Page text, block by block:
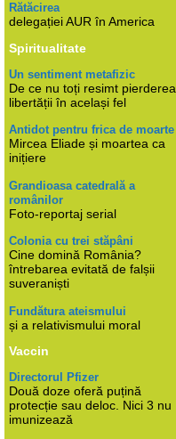
Rătăcirea
delegației AUR în America
Spiritualitate
Un sentiment metafizic
De ce nu toți resimt pierderea
libertății în același fel
Antidot pentru frica de moarte
Mircea Eliade și moartea ca
inițiere
Grandioasa catedrală a
românilor
Foto-reportaj serial
Colonia cu trei stăpâni
Cine domină România?
întrebarea evitată de falșii
suveraniști
Fundătura ateismului
și a relativismului moral
Vaccin
Directorul Pfizer
Două doze oferă puțină
protecție sau deloc. Nici 3 nu
imunizează